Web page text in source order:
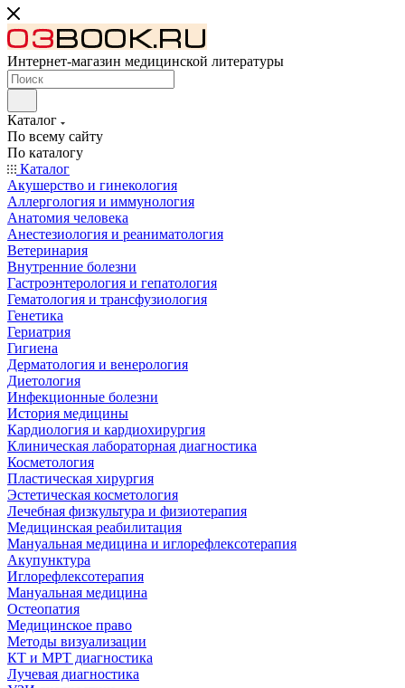
Интернет-магазин медицинской литературы
Каталог
По всему сайту
По каталогу
Каталог
Акушерство и гинекология
Аллергология и иммунология
Анатомия человека
Анестезиология и реаниматология
Ветеринария
Внутренние болезни
Гастроэнтерология и гепатология
Гематология и трансфузиология
Генетика
Гериатрия
Гигиена
Дерматология и венерология
Диетология
Инфекционные болезни
История медицины
Кардиология и кардиохирургия
Клиническая лабораторная диагностика
Косметология
Пластическая хирургия
Эстетическая косметология
Лечебная физкультура и физиотерапия
Медицинская реабилитация
Мануальная медицина и иглорефлексотерапия
Акупунктура
Иглорефлексотерапия
Мануальная медицина
Остеопатия
Медицинское право
Методы визуализации
КТ и МРТ диагностика
Лучевая диагностика